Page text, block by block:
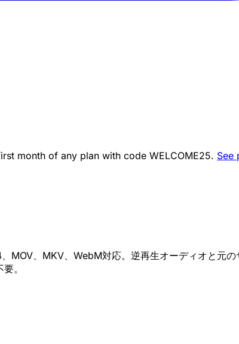
month of any plan with code WELCOME25. See
MOV、MKV、WebM対応。逆再生オーディオと元の
。